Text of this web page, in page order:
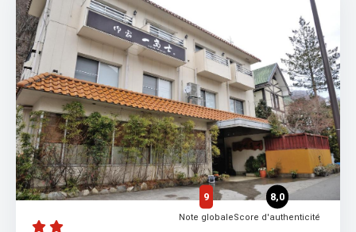
9
Note globale
8,0
Score d'authenticité